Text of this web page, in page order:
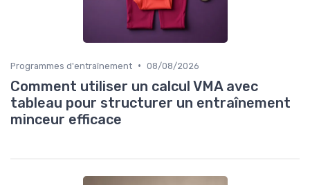
Programmes d'entraînement • 08/08/2026
Comment utiliser un calcul VMA avec
tableau pour structurer un entraînement
minceur efficace